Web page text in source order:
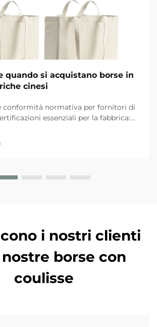
quando si acquistano borse in
cinesi
conformità normativa per fornitori di
essenziali per la fabbrica:
garantiscono. Quando si valutano i
dovrebbero privilegiare quelli
i nostri clienti
borse con
coulisse